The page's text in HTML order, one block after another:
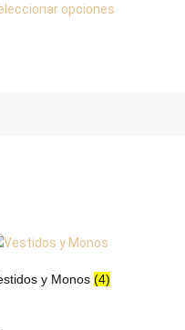
opcionesproducto
y Monos (4)